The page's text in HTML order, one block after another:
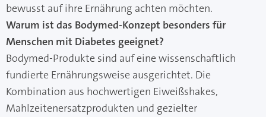
bewusst auf ihre Ernährung achten möchten.
Warum ist das Bodymed-Konzept besonders für
Menschen mit Diabetes geeignet?
Bodymed-Produkte sind auf eine wissenschaftlich
fundierte Ernährungsweise ausgerichtet. Die
Kombination aus hochwertigen Eiweißshakes,
Mahlzeitenersatzprodukten und gezielter